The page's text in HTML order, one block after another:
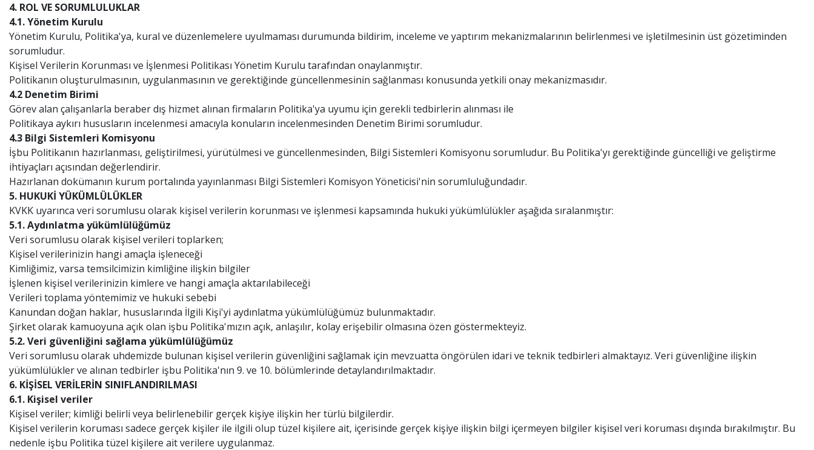
4. ROL VE SORUMLULUKLAR
4.1. Yönetim Kurulu
Yönetim Kurulu, Politika'ya, kural ve düzenlemelere uyulmaması durumunda bildirim, inceleme ve yaptırım mekanizmalarının belirlenmesi ve işletilmesinin üst gözetiminden
sorumludur.
Kişisel Verilerin Korunması ve İşlenmesi Politikası Yönetim Kurulu tarafından onaylanmıştır.
Politikanın oluşturulmasının, uygulanmasının ve gerektiğinde güncellenmesinin sağlanması konusunda yetkili onay mekanizmasıdır.
4.2 Denetim Birimi
Görev alan çalışanlarla beraber dış hizmet alınan firmaların Politika'ya uyumu için gerekli tedbirlerin alınması ile
Politikaya aykırı hususların incelenmesi amacıyla konuların incelenmesinden Denetim Birimi sorumludur.
4.3 Bilgi Sistemleri Komisyonu
İşbu Politikanın hazırlanması, geliştirilmesi, yürütülmesi ve güncellenmesinden, Bilgi Sistemleri Komisyonu sorumludur. Bu Politika'yı gerektiğinde güncelliği ve geliştirme
ihtiyaçları açısından değerlendirir.
Hazırlanan dokümanın kurum portalında yayınlanması Bilgi Sistemleri Komisyon Yöneticisi'nin sorumluluğundadır.
5. HUKUKİ YÜKÜMLÜLÜKLER
KVKK uyarınca veri sorumlusu olarak kişisel verilerin korunması ve işlenmesi kapsamında hukuki yükümlülükler aşağıda sıralanmıştır:
5.1. Aydınlatma yükümlülüğümüz
Veri sorumlusu olarak kişisel verileri toplarken;
Kişisel verilerinizin hangi amaçla işleneceği
Kimliğimiz, varsa temsilcimizin kimliğine ilişkin bilgiler
İşlenen kişisel verilerinizin kimlere ve hangi amaçla aktarılabileceği
Verileri toplama yöntemimiz ve hukuki sebebi
Kanundan doğan haklar, hususlarında İlgili Kişi'yi aydınlatma yükümlülüğümüz bulunmaktadır.
Şirket olarak kamuoyuna açık olan işbu Politika'mızın açık, anlaşılır, kolay erişebilir olmasına özen göstermekteyiz.
5.2. Veri güvenliğini sağlama yükümlülüğümüz
Veri sorumlusu olarak uhdemizde bulunan kişisel verilerin güvenliğini sağlamak için mevzuatta öngörülen idari ve teknik tedbirleri almaktayız. Veri güvenliğine ilişkin
yükümlülükler ve alınan tedbirler işbu Politika'nın 9. ve 10. bölümlerinde detaylandırılmaktadır.
6. KİŞİSEL VERİLERİN SINIFLANDIRILMASI
6.1. Kişisel veriler
Kişisel veriler; kimliği belirli veya belirlenebilir gerçek kişiye ilişkin her türlü bilgilerdir.
Kişisel verilerin koruması sadece gerçek kişiler ile ilgili olup tüzel kişilere ait, içerisinde gerçek kişiye ilişkin bilgi içermeyen bilgiler kişisel veri koruması dışında bırakılmıştır. Bu
nedenle işbu Politika tüzel kişilere ait verilere uygulanmaz.